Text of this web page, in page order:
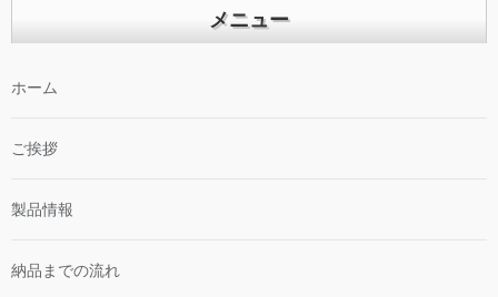
メニュー
ホーム
ご挨拶
製品情報
納品までの流れ